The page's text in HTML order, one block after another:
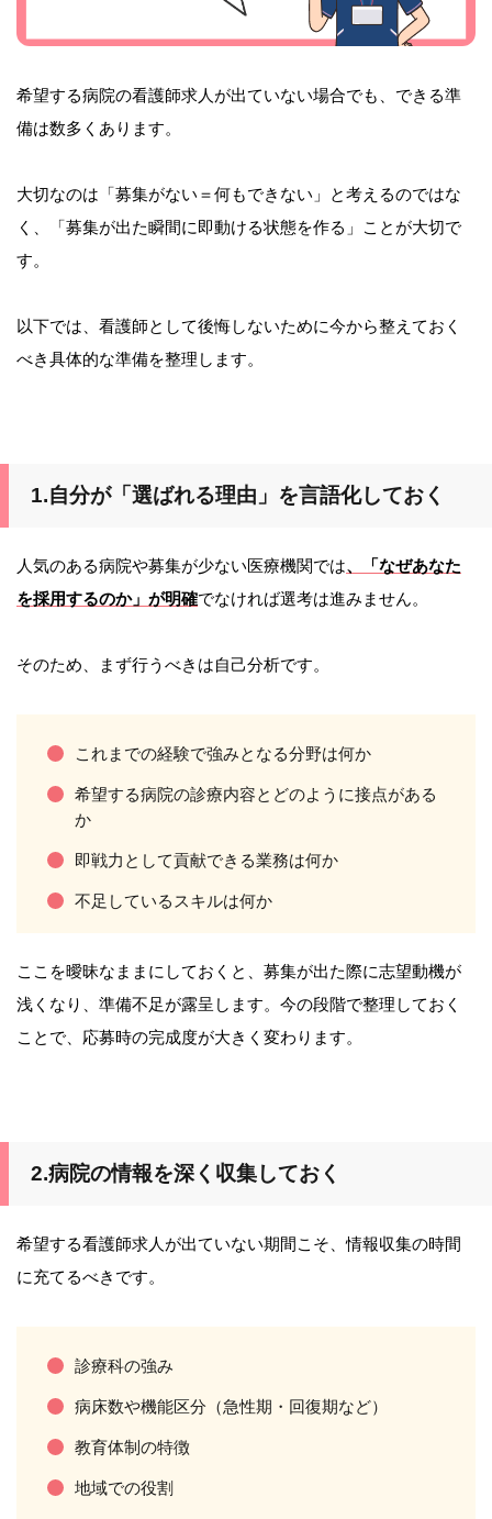
希望する病院の看護師求人が出ていない場合でも、できる準
備は数多くあります。
大切なのは「募集がない＝何もできない」と考えるのではな
く、「募集が出た瞬間に即動ける状態を作る」ことが大切で
す。
以下では、看護師として後悔しないために今から整えておく
べき具体的な準備を整理します。
1.自分が「選ばれる理由」を言語化しておく
人気のある病院や募集が少ない医療機関では、「なぜあなた
を採用するのか」が明確でなければ選考は進みません。
そのため、まず行うべきは自己分析です。
これまでの経験で強みとなる分野は何か
希望する病院の診療内容とどのように接点がある
か
即戦力として貢献できる業務は何か
不足しているスキルは何か
ここを曖昧なままにしておくと、募集が出た際に志望動機が
浅くなり、準備不足が露呈します。今の段階で整理しておく
ことで、応募時の完成度が大きく変わります。
2.病院の情報を深く収集しておく
希望する看護師求人が出ていない期間こそ、情報収集の時間
に充てるべきです。
診療科の強み
病床数や機能区分（急性期・回復期など）
教育体制の特徴
地域での役割